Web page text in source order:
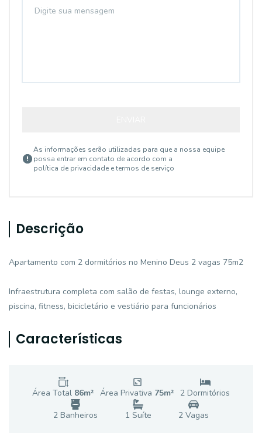
As informações serão utilizadas para que a nossa equipe
possa entrar em contato de acordo com a
política de privacidade e termos de serviço
Descrição
Apartamento com 2 dormitórios no Menino Deus 2 vagas 75m2
Infraestrutura completa com salão de festas, lounge externo,
piscina, fitness, bicicletário e vestiário para funcionários
Características
Área Total 86m² Área Privativa 75m² 2 Dormitórios
2 Banheiros 1 Suíte 2Vagas